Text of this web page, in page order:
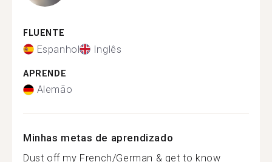
FLUENTE
Espanhol Inglês
APRENDE
Alemão
Minhas metas de aprendizado
Dust off my French/German & get to know